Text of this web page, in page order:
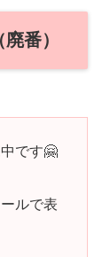
番）
です🤗
ルで表